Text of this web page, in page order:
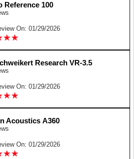
Reference 100
On: 01/29/2026
★★
★★
Research VR-3.5
On: 01/29/2026
★★
★★
Acoustics A360
On: 01/29/2026
★★
★★